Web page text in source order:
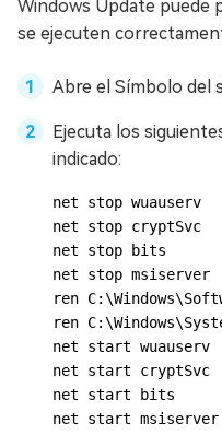
Windows Update puede
se ejecuten
Abre el Símbolo del
Ejecuta los
indicado:
net stop wuauserv
net stop cryptSvc
net stop bits
net stop msiserver
ren
ren
net start wuauserv
net start cryptSvc
net start bits
net start msiserver